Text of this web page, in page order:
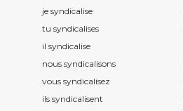
je syndicalise
tu syndicalises
il syndicalise
nous syndicalisons
vous syndicalisez
ils syndicalisent